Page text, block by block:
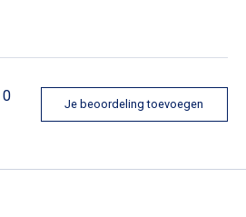
0
Je beoordeling toevoegen